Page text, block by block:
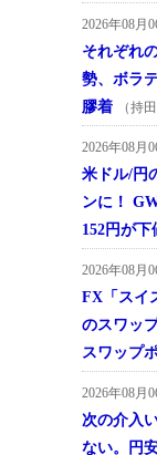
2026年08月
それぞれ
勢、ボラ
膠着
（持
2026年08月
米ドル/円
ンに！
152円が
2026年08月
FX「スイ
のスワッ
スワップ
2026年08月
次の介入
ない。円